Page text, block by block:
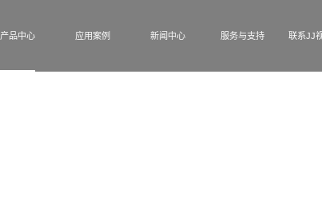
产品中心 应用案例 新闻中心 服务与支持 联系JJ